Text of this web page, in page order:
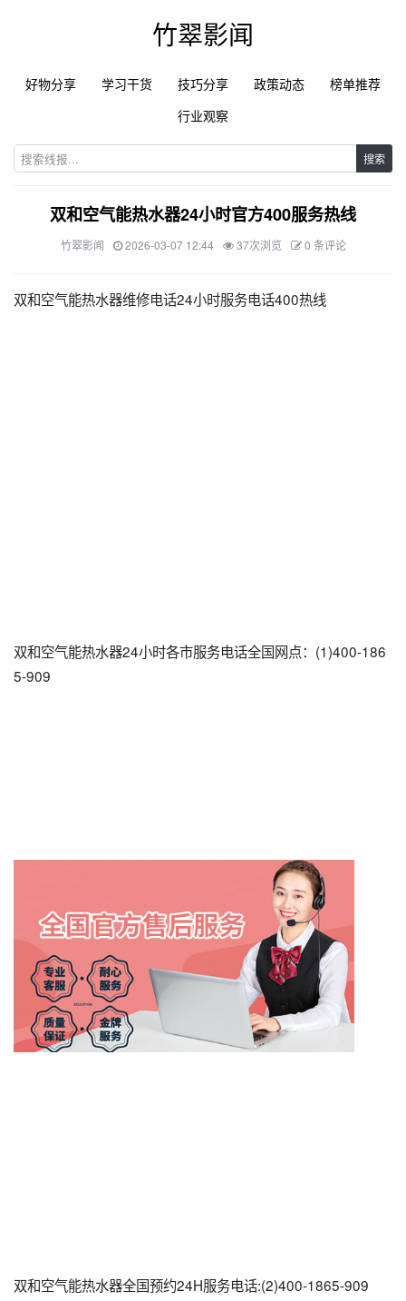
竹翠影闻
好物分享 学习干货 技巧分享 政策动态
榜单推荐
行业观察
搜索
双和空气能热水器24小时官方400服务热线
竹翠影闻 2026-03-07 12:44 37次浏览 0 条评论
双和空气能热水器维修电话24小时服务电话400热线
双和空气能热水器24小时各市服务电话全国网点：(1)400-186
5-909
双和空气能热水器全国预约24H服务电话:(2)400-1865-909